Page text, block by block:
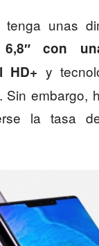
unas
con
HD+ y
Sin embargo,
la tasa